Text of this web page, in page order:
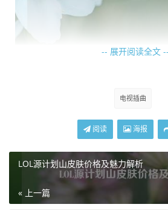
耀的世界观、角色特点和故事情节，
素，打造出了一系列风格各异却又
乐器为主，将玩家带入那个充满侠
的则融合了现代电子音乐元素，节
张刺激的对战氛围，让人听后不禁心
-- 展开阅读全文 --
电视插曲
阅读 海报
LOL源计划山皮肤价格及魅力解析
« 上一篇